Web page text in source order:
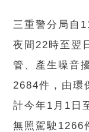
三重警分局自
夜間22時至翌
管、產生噪音
2684件，由環
計今年1月1日
無照駕駛1266